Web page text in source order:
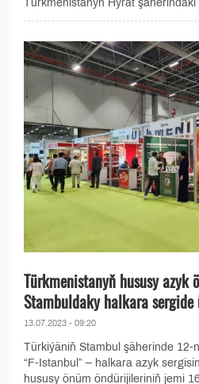
Türkmenistanyň Hyrat şäherindäki
Türkmenistanyň hususy azyk
Stambuldaky halkara sergide
13.07.2023 - 09:20
Türkiýäniň Stambul şäherinde 12-
“F-Istanbul” – halkara azyk
hususy önüm öndürijileriniň jemi